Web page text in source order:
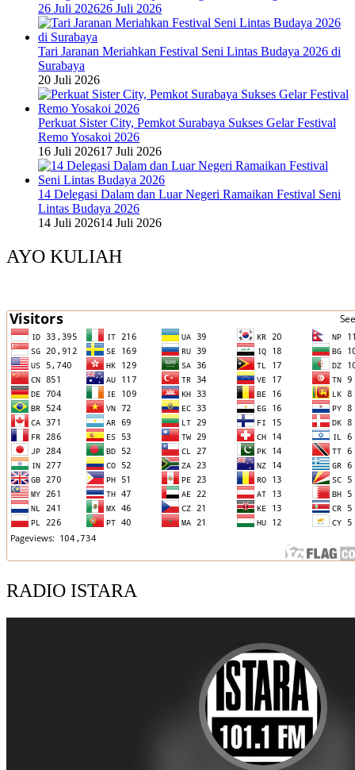
26 Juli 202626 Juli 2026
Tari Jaranan Meriahkan Festival Seni Lintas Budaya 2026 di
Surabaya
20 Juli 2026
Perkuat Sister City, Pemkot Surabaya Sukses Gelar Festival
Remo Yosakoi 2026
16 Juli 202617 Juli 2026
14 Delegasi Dalam dan Luar Negeri Ramaikan Festival Seni
Lintas Budaya 2026
14 Juli 202614 Juli 2026
AYO KULIAH
RADIO ISTARA